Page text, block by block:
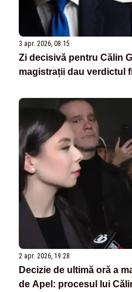
3 apr. 2026, 08:15
Zi decisivă pentru Călin
magistrații dau verdictul
2 apr. 2026, 19:28
Decizie de ultimă oră a
de Apel: procesul lui